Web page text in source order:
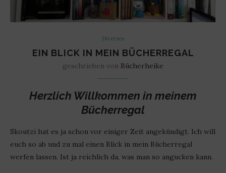
Diverses
EIN BLICK IN MEIN BÜCHERREGAL
geschrieben von Bücherheike
Herzlich Willkommen in meinem
Bücherregal
Skoutzi hat es ja schon vor einiger Zeit angekündigt. Ich will
euch so ab und zu mal einen Blick in mein Bücherregal
werfen lassen. Ist ja reichlich da, was man so angucken kann.